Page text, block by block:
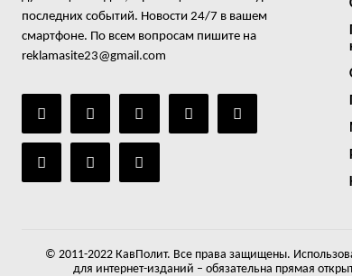
последних событий. Новости 24/7 в вашем
смартфоне. По всем вопросам пишите на
reklamasite23@gmail.com
© 2011-2022 КавПолит. Все права защищены.
для интернет-изданий – обязательна прямая